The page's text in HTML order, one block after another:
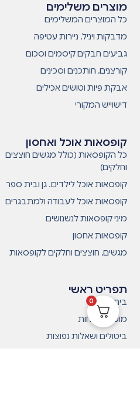
תפריט ראשי
בית
מועדון לקוחות
ביטולים ושאלות נפוצות
קופסאות אוכל ואחסון
כל הקופסאות (כולל מגשים חוצצים
וחלקים)
קופסאות אוכל לילדים. גן ובית ספר
קופסאות אוכל לעבודה ולמתבגרים
מיני קופסאות לנשנושים
קופסאות אחסון
מגשים, חוצצים וחלקים לקופסאות
מוצרים משלימים
כל המוצרים המשלימים
מדבקות ויניל, ניירות עטיפה
גביעים חבקים קיסמים וסכום
קורצנים, חותכנים וסכינים
אבקת פיות וטושים אכילים
דישוייש המקורי
0